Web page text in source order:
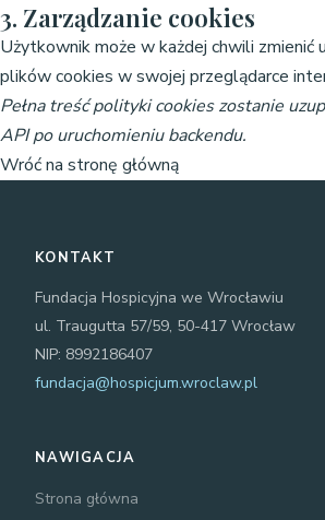
3. Zarządzanie cookies
Użytkownik może w każdej chwili zmienić
plików cookies w swojej przeglądarce
Pełna treść polityki cookies zostanie
API po uruchomieniu backendu.
Wróć na stronę główną
KONTAKT
Fundacja Hospicyjna we Wrocławiu
ul. Traugutta 57/59, 50-417 Wrocław
NIP: 8992186407
fundacja@hospicjum.wroclaw.pl
NAWIGACJA
Strona główna